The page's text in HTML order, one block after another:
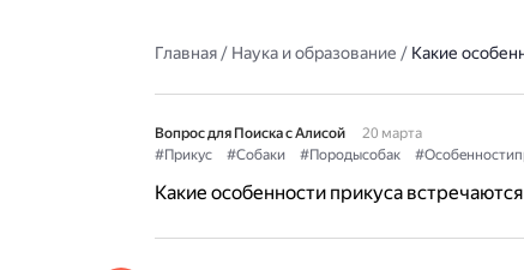
Главная/ Наука и образование / Какие
Вопрос для Поиска с Алисой
20 марта
#Прикус
#Собаки #Породысобак
Какие особенности прикуса